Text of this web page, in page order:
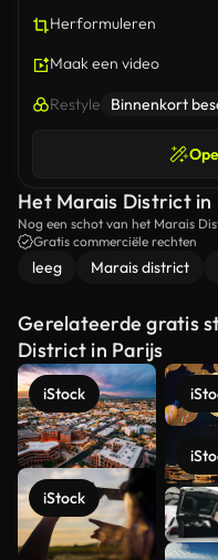
Herformuleren
Maak een video
Restyle Binnenkort
Het Marais District in
Nog een schot van het Marais
Gratis commerciële rechten
leeg Marais district
Gerelateerde gratis
District in Parijs
iStock
iStock